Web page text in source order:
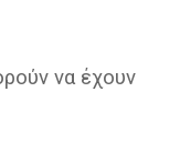
να έχουν